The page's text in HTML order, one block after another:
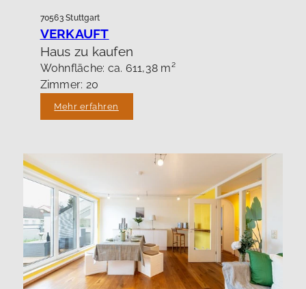
70563 Stuttgart
VERKAUFT
Haus zu kaufen
Wohnfläche: ca. 611,38 m²
Zimmer: 20
Mehr erfahren